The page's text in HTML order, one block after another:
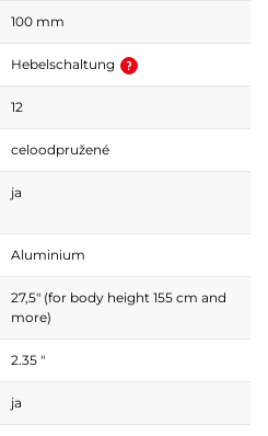
100 mm
Hebelschaltung
12
celoodpružené
ja
Aluminium
27,5" (for body height 155 cm and
more)
2.35 "
ja